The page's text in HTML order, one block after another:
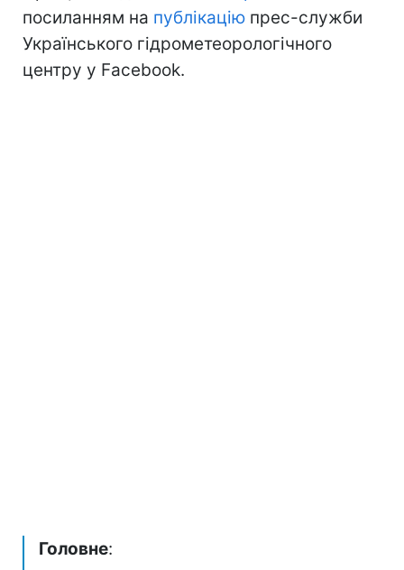
посиланням на публікацію прес-служби
Українського гідрометеорологічного
центру у Facebook.
Головне: